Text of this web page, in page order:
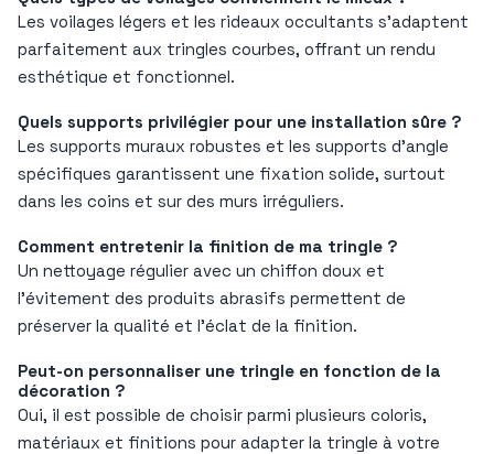
Les voilages légers et les rideaux occultants s’adaptent
parfaitement aux tringles courbes, offrant un rendu
esthétique et fonctionnel.
Quels supports privilégier pour une installation sûre ?
Les supports muraux robustes et les supports d’angle
spécifiques garantissent une fixation solide, surtout
dans les coins et sur des murs irréguliers.
Comment entretenir la finition de ma tringle ?
Un nettoyage régulier avec un chiffon doux et
l’évitement des produits abrasifs permettent de
préserver la qualité et l’éclat de la finition.
Peut-on personnaliser une tringle en fonction de la
décoration ?
Oui, il est possible de choisir parmi plusieurs coloris,
matériaux et finitions pour adapter la tringle à votre